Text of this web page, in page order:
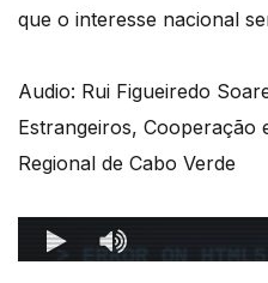
que o interesse nacional
Audio: Rui Figueiredo
Estrangeiros, Cooperação
Regional de Cabo Verde